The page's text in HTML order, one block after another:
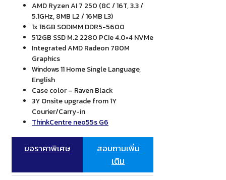
AMD Ryzen AI 7 250 (8C / 16T, 3.3 /
5.1GHz, 8MB L2 / 16MB L3)
1x 16GB SODIMM DDR5-5600
512GB SSD M.2 2280 PCIe 4.0×4 NVMe
Integrated AMD Radeon 780M
Graphics
Windows 11 Home Single Language,
English
Case color – Raven Black
3Y Onsite upgrade from 1Y
Courier/Carry-in
ThinkCentre neo55s G6
ขอราคาพิเศษ
สอบถามเพิ่ม
เติม